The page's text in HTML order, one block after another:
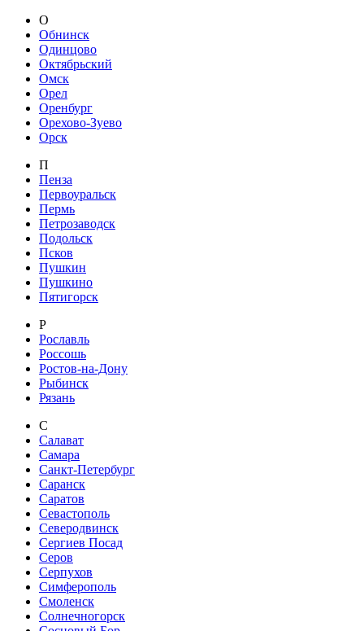
О
Обнинск
Одинцово
Октябрьский
Омск
Орел
Оренбург
Орехово-Зуево
Орск
П
Пенза
Первоуральск
Пермь
Петрозаводск
Подольск
Псков
Пушкин
Пушкино
Пятигорск
Р
Рославль
Россошь
Ростов-на-Дону
Рыбинск
Рязань
С
Салават
Самара
Санкт-Петербург
Саранск
Саратов
Севастополь
Северодвинск
Сергиев Посад
Серов
Серпухов
Симферополь
Смоленск
Солнечногорск